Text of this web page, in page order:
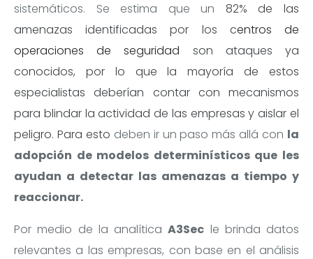
sistemáticos. Se estima que un 82% de las
amenazas identificadas por los centros de
operaciones de seguridad son ataques ya
conocidos, por lo que la mayoría de estos
especialistas deberían contar con mecanismos
para blindar la actividad de las empresas y aislar el
peligro. Para esto deben ir un paso más allá con la
adopción de modelos determinísticos que les
ayudan a detectar las amenazas a tiempo y
reaccionar.
Por medio de la analíticaA3Sec le brinda datos
relevantes a las empresas, con base en el análisis